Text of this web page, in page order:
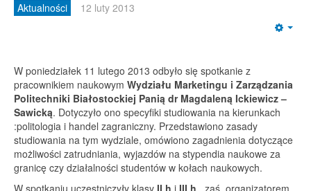
Aktualności 12 luty 2013
W poniedziałek 11 lutego 2013 odbyło się spotkanie z
pracownikiem naukowym Wydziału Marketingu i Zarządzania
Politechniki Białostockiej Panią dr Magdaleną Ickiewicz –
Sawicką. Dotyczyło ono specyfiki studiowania na kierunkach
:politologia i handel zagraniczny. Przedstawiono zasady
studiowania na tym wydziale, omówiono zagadnienia dotyczące
możliwości zatrudniania, wyjazdów na stypendia naukowe za
granicę czy działalności studentów w kołach naukowych.
W spotkaniu uczestniczyły klasy II h i III h, zaś organizatorem